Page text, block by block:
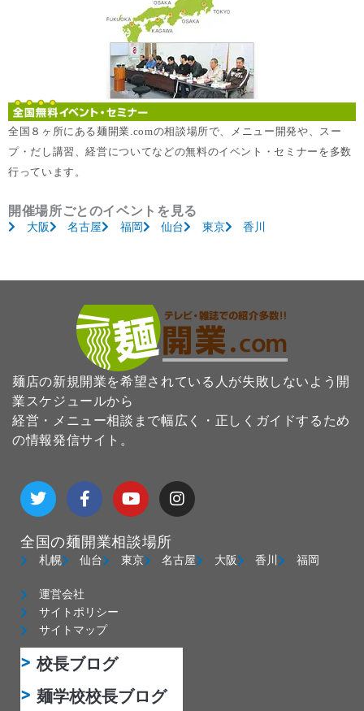
全国８ヶ所にある麺開業.comの相談場所で、メニュー開発や、スー
プ・だし講習、経営についてなどの無料のイベント・セミナーを多数
行っています。
開催場所ごとのイベントを見る
大阪 名古屋 福岡 仙台 東京 香川
麺店の新規開業を希望されている人が失敗しないよう開
業スケジュールから
経営・メニュー相談まで幅広く・正しくガイドするため
の情報発信サイト。
T
w
i
t
e
F
a
c
b
o
k
-
f
Y
o
u
u
b
I
n
s
g
全国の麺開業相談場所
札幌 仙台 東京 名古屋 大阪 香川 福岡
運営会社
サイトポリシー
サイトマップ
校長ブログ
麺学校校長ブログ